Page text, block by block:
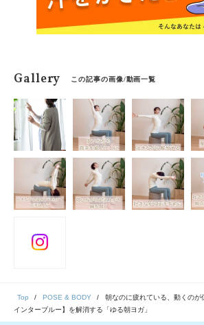
Gallery この記事の画像/動画一覧
Top POSE & BODY
朝なのに疲れている、動くの
インターブルー】を解消する「ゆる朝ヨガ」